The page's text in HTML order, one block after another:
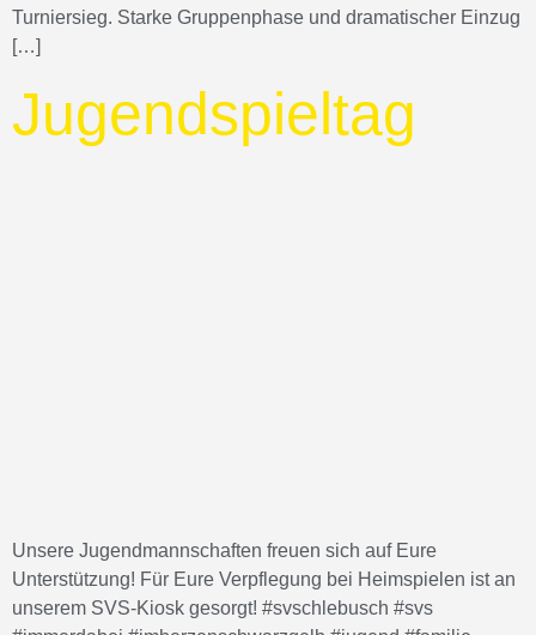
Turniersieg. Starke Gruppenphase und dramatischer Einzug
[…]
Jugendspieltag
Unsere Jugendmannschaften freuen sich auf Eure
Unterstützung! Für Eure Verpflegung bei Heimspielen ist an
unserem SVS-Kiosk gesorgt! #svschlebusch #svs